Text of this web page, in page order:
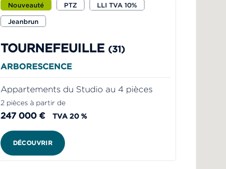
Nouveauté PTZ
LLI TVA 10%
Jeanbrun
TOURNEFEUILLE (31)
ARBORESCENCE
Appartements du Studio au 4 pièces
2 pièces à partir de
247 000 € TVA 20 %
DÉCOUVRIR